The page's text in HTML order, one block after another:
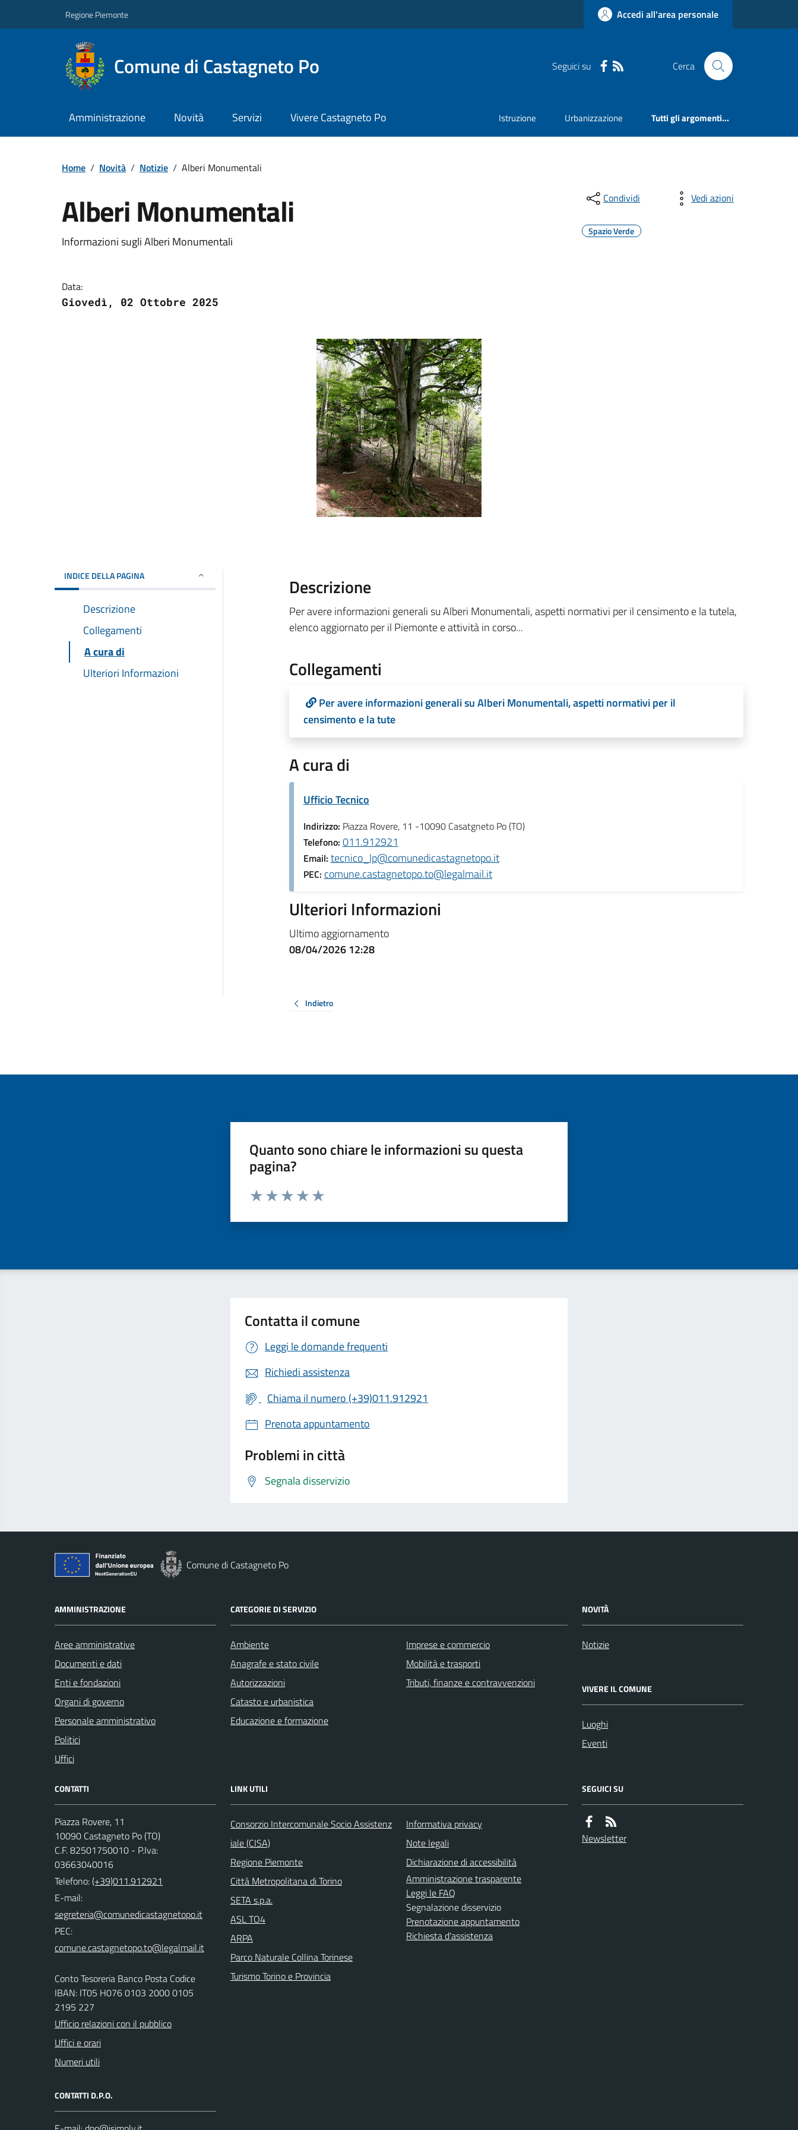
Regione Piemonte Accedi all'area personale
Comune di Castagneto Po Seguici su Cerca
Amministrazione Novità Servizi Vivere Castagneto Po Istruzione Urbanizzazione Tutti gli argomenti...
Home / Novità / Notizie / Alberi Monumentali
Alberi Monumentali
Informazioni sugli Alberi Monumentali
Data:
Giovedì, 02 Ottobre 2025
Condividi Vedi azioni
Spazio Verde
INDICE DELLA PAGINA
Descrizione
Collegamenti
A cura di
Ulteriori Informazioni
Descrizione
Per avere informazioni generali su Alberi Monumentali, aspetti normativi per il censimento e la tutela,
elenco aggiornato per il Piemonte e attività in corso...
Collegamenti
Per avere informazioni generali su Alberi Monumentali, aspetti normativi per il
censimento e la tute
A cura di
Ufficio Tecnico
Indirizzo: Piazza Rovere, 11 -10090 Casatgneto Po (TO)
Telefono: 011.912921
Email: tecnico_lp@comunedicastagnetopo.it
PEC: comune.castagnetopo.to@legalmail.it
Ulteriori Informazioni
Ultimo aggiornamento
08/04/2026 12:28
Indietro
Quanto sono chiare le informazioni su questa
pagina?
Valuta da 1 a 5 stelle la pagina
Contatta il comune
Leggi le domande frequenti
Richiedi assistenza
Chiama il numero (+39)011.912921
Prenota appuntamento
Problemi in città
Segnala disservizio
Comune di Castagneto Po
AMMINISTRAZIONE
Aree amministrative
Documenti e dati
Enti e fondazioni
Organi di governo
Personale amministrativo
Politici
Uffici
CATEGORIE DI SERVIZIO
Ambiente
Anagrafe e stato civile
Autorizzazioni
Catasto e urbanistica
Educazione e formazione
Imprese e commercio
Mobilità e trasporti
Tributi, finanze e contravvenzioni
NOVITÀ
Notizie
VIVERE IL COMUNE
Luoghi
Eventi
CONTATTI
Piazza Rovere, 11
10090 Castagneto Po (TO)
C.F. 82501750010 - P.Iva:
03663040016
Telefono:(+39)011.912921
E-mail:
PEC:
Conto Tesoreria Banco Posta Codice
IBAN: IT05 H076 0103 2000 0105
2195 227
Ufficio relazioni con il pubblico
Uffici e orari
Numeri utili
CONTATTI D.P.O.
LINK UTILI
Consorzio Intercomunale Socio Assistenz
iale (CISA)
Regione Piemonte
Città Metropolitana di Torino
SETA s.p.a.
ASL TO4
ARPA
Parco Naturale Collina Torinese
Turismo Torino e Provincia
Informativa privacy
Note legali
Dichiarazione di accessibilità
Amministrazione trasparente
Leggi le FAQ
Segnalazione disservizio
Prenotazione appuntamento
Richiesta d'assistenza
SEGUICI SU
Newsletter